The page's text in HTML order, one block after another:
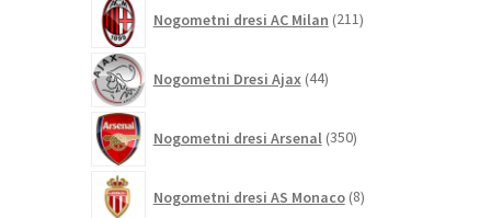
Nogometni dresi AC Milan 211izdelkov
Nogometni Dresi Ajax 44izdelkov
Nogometni dresi Arsenal 350izdelkov
Nogometni dresi AS Monaco 8izdelkov